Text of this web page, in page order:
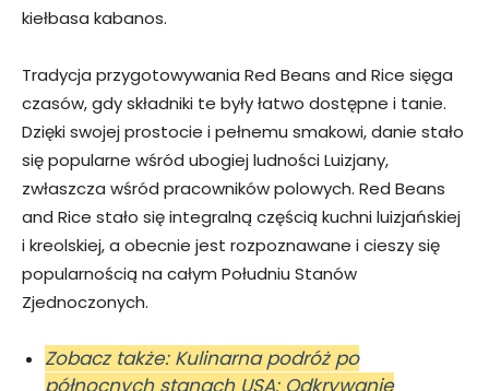
kiełbasa kabanos.
Tradycja przygotowywania Red Beans and Rice sięga
czasów, gdy składniki te były łatwo dostępne i tanie.
Dzięki swojej prostocie i pełnemu smakowi, danie stało
się popularne wśród ubogiej ludności Luizjany,
zwłaszcza wśród pracowników polowych. Red Beans
and Rice stało się integralną częścią kuchni luizjańskiej
i kreolskiej, a obecnie jest rozpoznawane i cieszy się
popularnością na całym Południu Stanów
Zjednoczonych.
Zobacz także: Kulinarna podróż po
północnych stanach USA: Odkrywanie